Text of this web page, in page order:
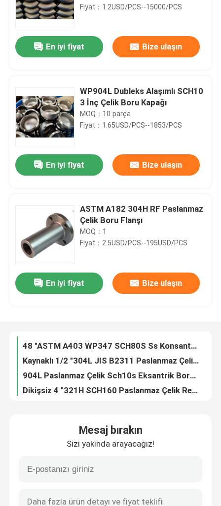
Ürün:% s
Hakkımızda
Kalite kontrol
Company News
paslanmaz çelik boru flanşı
Paslanmaz Çelik Boru Dirsek
paslanmaz çelik boru tee
Fiyat：1.2USD/PCS--15000/PCS
En iyi fiyat Bize ulaşın
WP904L Dubleks Alaşımlı SCH10
3 İnç Çelik Boru Kapağı
MOQ：10 parça
Fiyat：1.65USD/PCS--1853/PCS
En iyi fiyat Bize ulaşın
ASTM A182 304H RF Paslanmaz
Çelik Boru Flanşı
MOQ：1
Fiyat：2.5USD/PCS--195USD/PCS
En iyi fiyat Bize ulaşın
10 "SS 317L ANSI B16.9 Eşmerkezli Boru Redüktör
Mesaj bırakın
Sizi yakında arayacağız!